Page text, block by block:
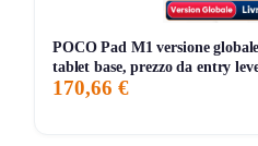
POCO Pad M1 versione
tablet base, prezzo da entry
170,66 €